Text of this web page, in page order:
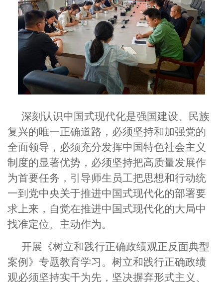
深刻认识中国式现代化是强国建设、民族
复兴的唯一正确道路，必须坚持和加强党的
全面领导，必须充分发挥中国特色社会主义
制度的显著优势，必须坚持把高质量发展作
为首要任务，引导师生员工把思想和行动统
一到党中央关于推进中国式现代化的部署要
求上来，自觉在推进中国式现代化的大局中
找准定位、主动作为。
开展 《树立和践行正确政绩观正反面典型
案例》 专题教育学习。树立和践行正确政绩
观必须坚持实干为先，坚决摒弃形式主义、